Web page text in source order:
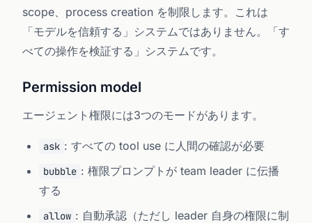
scope、process creation を制限します。これは
「モデルを信頼する」システムではありません。「す
べての操作を検証する」システムです。
Permission model
エージェント権限には3つのモードがあります。
ask : すべての tool use に人間の確認が必要
bubble : 権限プロンプトが team leader に伝播
する
allow : 自動承認（ただし leader 自身の権限に制